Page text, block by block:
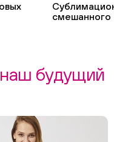
смешанного
будущий